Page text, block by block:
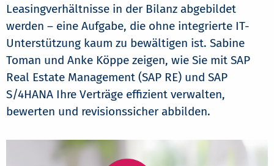
Leasingverhältnisse in der Bilanz abgebildet
werden – eine Aufgabe, die ohne integrierte IT-
Unterstützung kaum zu bewältigen ist. Sabine
Toman und Anke Köppe zeigen, wie Sie mit SAP
Real Estate Management (SAP RE) und SAP
S/4HANA Ihre Verträge effizient verwalten,
bewerten und revisionssicher abbilden.